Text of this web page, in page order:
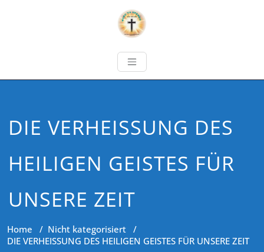
DIE VERHEISSUNG DES
HEILIGEN GEISTES FÜR
UNSERE ZEIT
Home / Nicht kategorisiert /
DIE VERHEISSUNG DES HEILIGEN GEISTES FÜR UNSERE ZEIT